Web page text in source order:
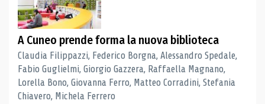
A Cuneo prende forma la nuova biblioteca
Claudia Filippazzi, Federico Borgna, Alessandro Spedale,
Fabio Guglielmi, Giorgio Gazzera, Raffaella Magnano,
Lorella Bono, Giovanna Ferro, Matteo Corradini, Stefania
Chiavero, Michela Ferrero